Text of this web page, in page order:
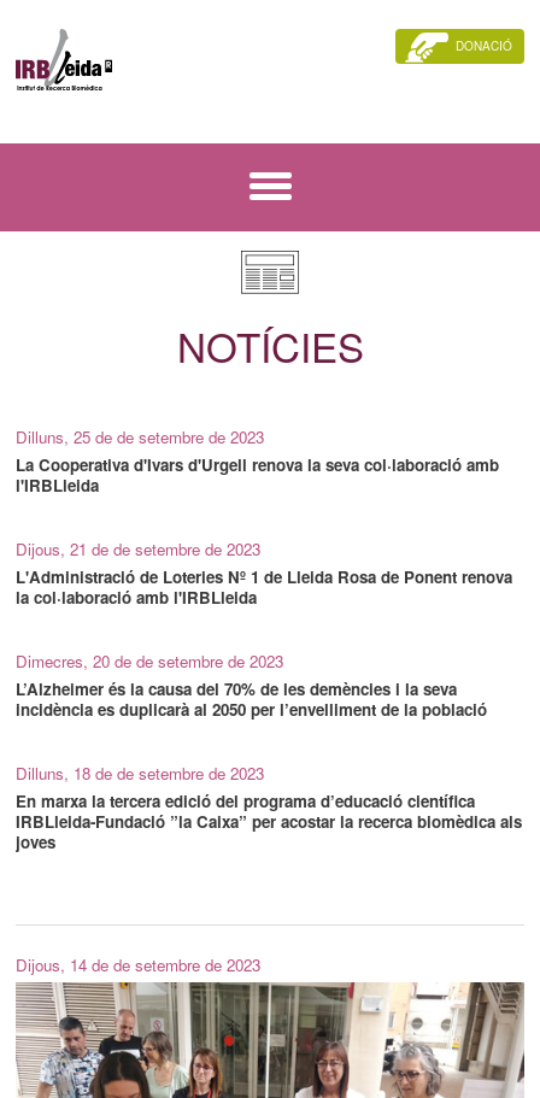
DONACIÓ
NOTÍCIES
Dilluns, 25 de de setembre de 2023
La Cooperativa d'Ivars d'Urgell renova la seva col·laboració amb
l'IRBLleida
Dijous, 21 de de setembre de 2023
L'Administració de Loteries Nº 1 de Lleida Rosa de Ponent renova
la col·laboració amb l'IRBLleida
Dimecres, 20 de de setembre de 2023
L’Alzheimer és la causa del 70% de les demències i la seva
incidència es duplicarà al 2050 per l’envelliment de la població
Dilluns, 18 de de setembre de 2023
En marxa la tercera edició del programa d’educació científica
IRBLleida-Fundació ”la Caixa” per acostar la recerca biomèdica als
joves
Dijous, 14 de de setembre de 2023